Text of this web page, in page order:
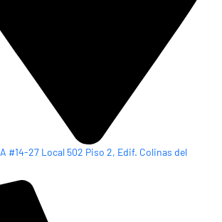
#14-27 Local 502 Piso 2, Edif. Colinas del